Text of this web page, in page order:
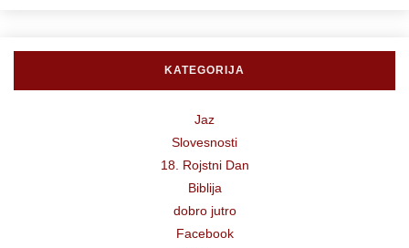
KATEGORIJA
Jaz
Slovesnosti
18. Rojstni Dan
Biblija
dobro jutro
Facebook